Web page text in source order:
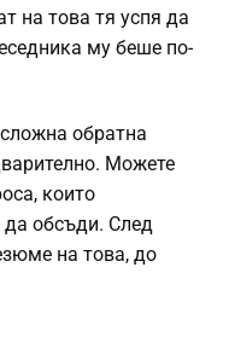
на това тя успя да
му беше по-
обратна
Можете
които
да обсъди. След
на това, до